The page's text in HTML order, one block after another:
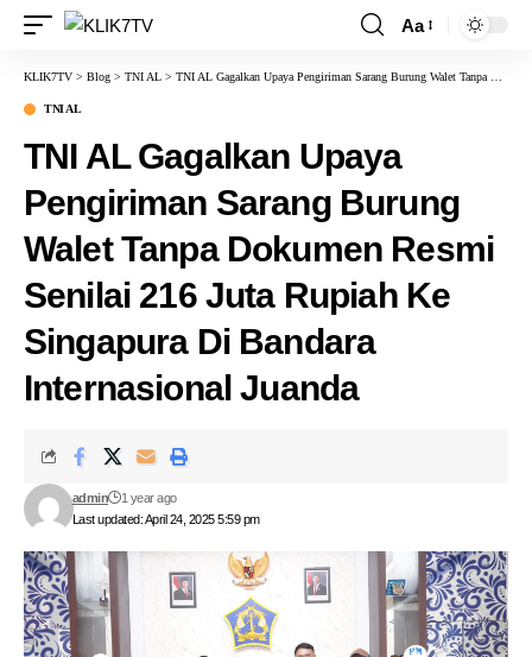
Aa
KLIK7TV > Blog > TNI AL > TNI AL Gagalkan Upaya Pengiriman Sarang Burung Walet Tanpa Dokumen Resmi Senilai 216 Juta Rupiah Ke Singapura Di Bandara Internasional Juanda
TNI AL
TNI AL Gagalkan Upaya
Pengiriman Sarang Burung
Walet Tanpa Dokumen Resmi
Senilai 216 Juta Rupiah Ke
Singapura Di Bandara
Internasional Juanda
Last updated: April 24, 2025 5:59 pm
admin 1 year ago